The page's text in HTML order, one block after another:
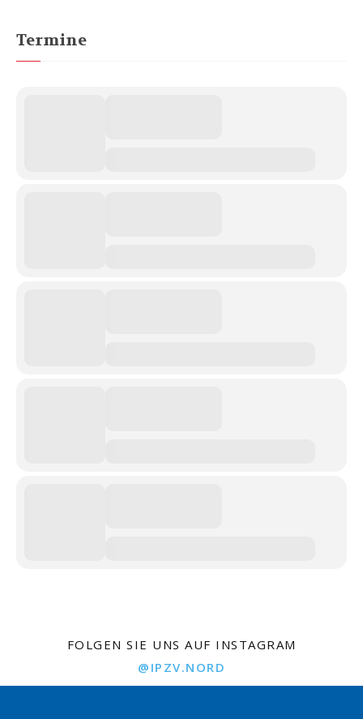
Termine
FOLGEN SIE UNS AUF INSTAGRAM
@IPZV.NORD